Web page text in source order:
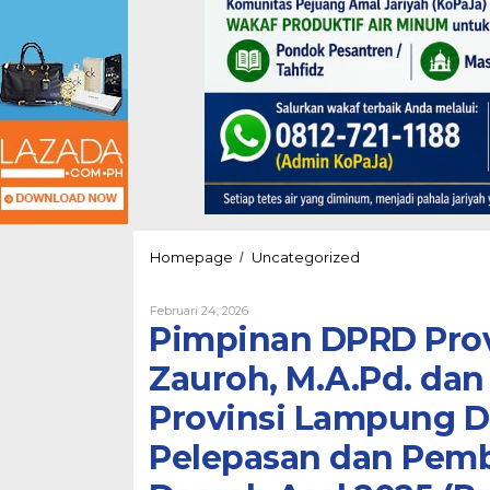
Homepage / Uncategorized
Maulidah
Zauroh,
M.A.Pd.
dan
Anggota
Komisi
V
DPRD
Februari 24, 2026Oleh
Fitriani
Pimpinan DPRD
Zauroh, M.A.Pd.
Provinsi Lampung
Pelepasan dan